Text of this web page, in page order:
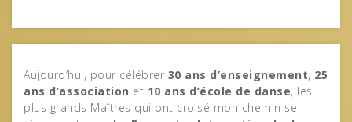
Aujourd’hui, pour célébrer 30 ans d’enseignement, 25
ans d’association et 10 ans d’école de danse, les
plus grands Maîtres qui ont croisé mon chemin se